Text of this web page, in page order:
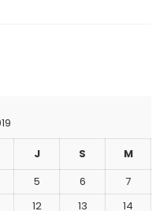
J S
M
5 6
7
12 13 14